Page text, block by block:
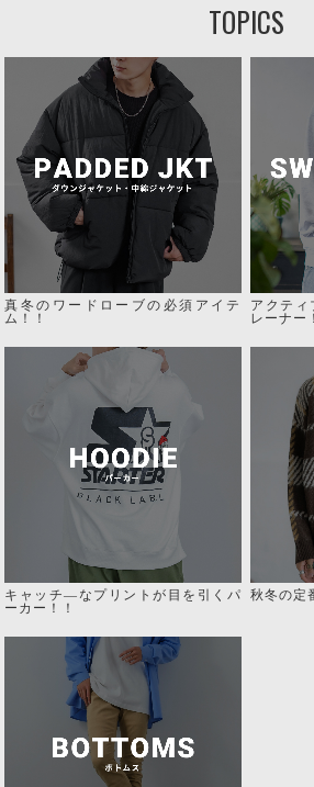
TOPICS
真冬のワードローブの必須アイテ
ム！！
アクティ
レーナー
キャッチ―なプリントが目を引くパ
ーカー！！
秋冬の定